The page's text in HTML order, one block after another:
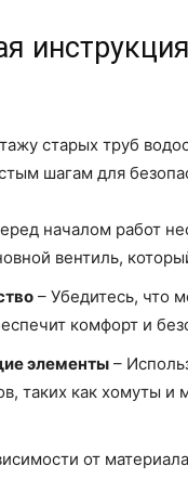
старых труб
шагам для
началом работ
вентиль,
– Убедитесь, что
комфорт и
элементы –
таких как хомуты
от